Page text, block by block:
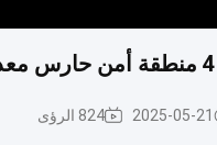
4 منطقة أمن حارس معدن مكشاف إطار مع 100 مستوى حساسية
2025-05-21 824 الرؤى